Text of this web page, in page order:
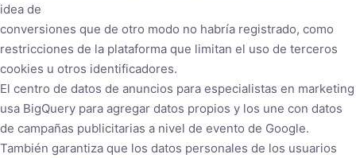
idea de
conversiones que de otro modo no habría registrado, como
restricciones de la plataforma que limitan el uso de terceros
cookies u otros identificadores.
El centro de datos de anuncios para especialistas en marketing
usa BigQuery para agregar datos propios y los une con datos
de campañas publicitarias a nivel de evento de Google.
También garantiza que los datos personales de los usuarios